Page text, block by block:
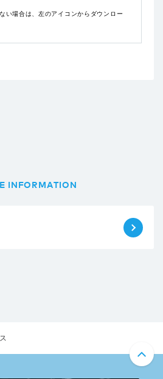
い場合は、左のアイコンからダウンロー
INFORMATION